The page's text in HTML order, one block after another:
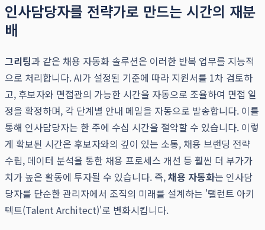
인사담당자를 전략가로 만드는 시간의 재분
배
그리팅과 같은 채용 자동화 솔루션은 이러한 반복 업무를 지능적
으로 처리합니다. AI가 설정된 기준에 따라 지원서를 1차 검토하
고, 후보자와 면접관의 가능한 시간을 자동으로 조율하여 면접 일
정을 확정하며, 각 단계별 안내 메일을 자동으로 발송합니다. 이를
통해 인사담당자는 한 주에 수십 시간을 절약할 수 있습니다. 이렇
게 확보된 시간은 후보자와의 깊이 있는 소통, 채용 브랜딩 전략
수립, 데이터 분석을 통한 채용 프로세스 개선 등 훨씬 더 부가가
치가 높은 활동에 투자될 수 있습니다. 즉,채용 자동화는 인사담
당자를 단순한 관리자에서 조직의 미래를 설계하는 '탤런트 아키
텍트(Talent Architect)'로 변화시킵니다.